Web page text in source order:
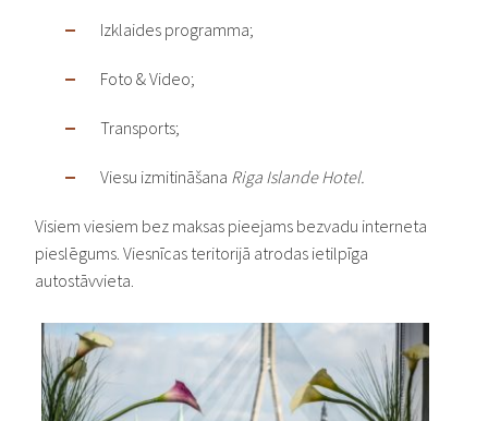
Izklaides programma;
Foto & Video;
Transports;
Viesu izmitināšana Riga Islande Hotel.
Visiem viesiem bez maksas pieejams bezvadu interneta
pieslēgums. Viesnīcas teritorijā atrodas ietilpīga
autostāvvieta.